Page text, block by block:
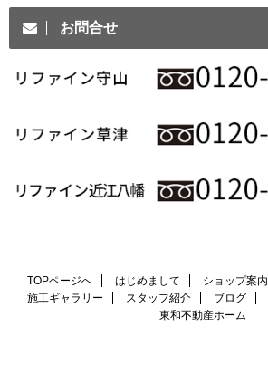
お問合せ
TOPページへ はじめまして ショップ案内
施工ギャラリー
スタッフ紹介 ブログ
東和不動産ホーム